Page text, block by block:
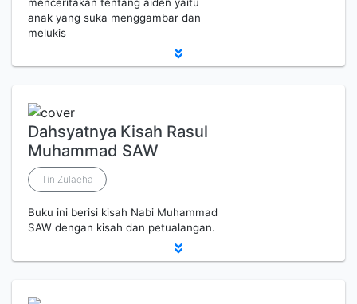
anak yang suka menggambar dan
melukis
Dahsyatnya Kisah Rasul
Muhammad SAW
Tin Zulaeha
Buku ini berisi kisah Nabi Muhammad
SAW dengan kisah dan petualangan.